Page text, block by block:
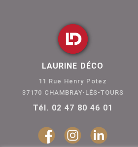
LAURINE DÉCO
11 Rue Henry Potez
37170 CHAMBRAY-LÈS-TOURS
Tél. 02 47 80 46 01